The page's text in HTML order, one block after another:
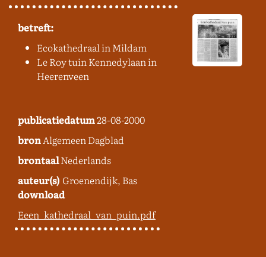
betreft:
Ecokathedraal in Mildam
Le Roy tuin Kennedylaan in
Heerenveen
publicatiedatum28-08-2000
bronAlgemeen Dagblad
brontaalNederlands
auteur(s) Groenendijk, Bas
download
Eeen_kathedraal_van_puin.pdf